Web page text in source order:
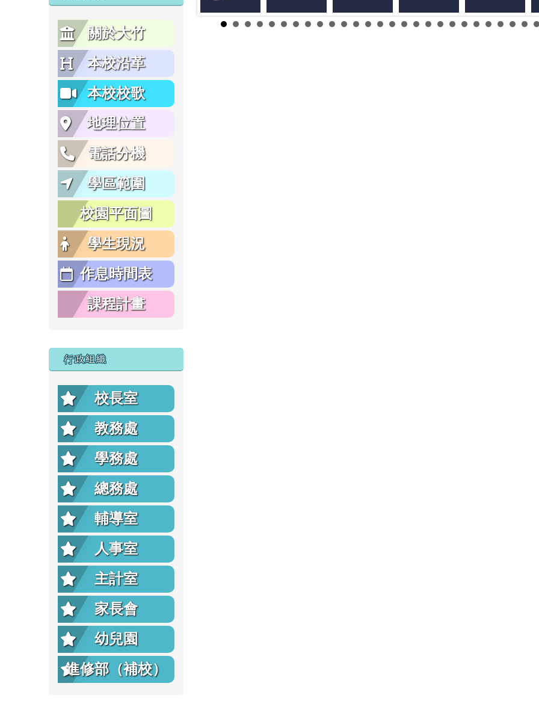
關於大竹
本校沿革
本校校歌
地理位置
電話分機
學區範圍
校園平面圖
學生現況
作息時間表
課程計畫
行政組織
校長室
教務處
學務處
總務處
輔導室
人事室
主計室
家長會
幼兒園
進修部（補校）